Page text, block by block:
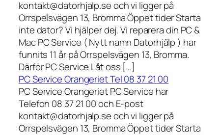
kontakt@datorhjalp.se och vi ligger på
Orrspelsvägen 13, Bromma Öppet tider Starta
inte dator? Vi hjälper dej. Vi reparera din PC &
Mac PC Service ( Nytt namn Datorhjälp ) har
funnits 11 år på Orrspelsvägen 13, Bromma.
Därför PC Service Låt oss […]
PC Service Orangeriet Tel 08 37 21 00
PC Service Orangeriet PC Service har
Telefon 08 37 21 00 och E-post
kontakt@datorhjalp.se och vi ligger på
Orrspelsvägen 13, Bromma Öppet tider Starta